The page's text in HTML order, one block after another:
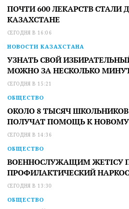
ПОЧТИ 600 ЛЕКАРСТВ СТАЛИ
КАЗАХСТАНЕ
СЕГОДНЯ В 16:06
НОВОСТИ КАЗАХСТАНА
УЗНАТЬ СВОЙ
МОЖНО ЗА НЕСКОЛЬКО
СЕГОДНЯ В 15:21
ОБЩЕСТВО
ОКОЛО 8 ТЫСЯЧ
ПОЛУЧАТ ПОМОЩЬ К
СЕГОДНЯ В 14:36
ОБЩЕСТВО
ВОЕННОСЛУЖАЩИМ ЖЕТІСУ
ПРОФИЛАКТИЧЕСКИЙ
СЕГОДНЯ В 13:30
ОБЩЕСТВО